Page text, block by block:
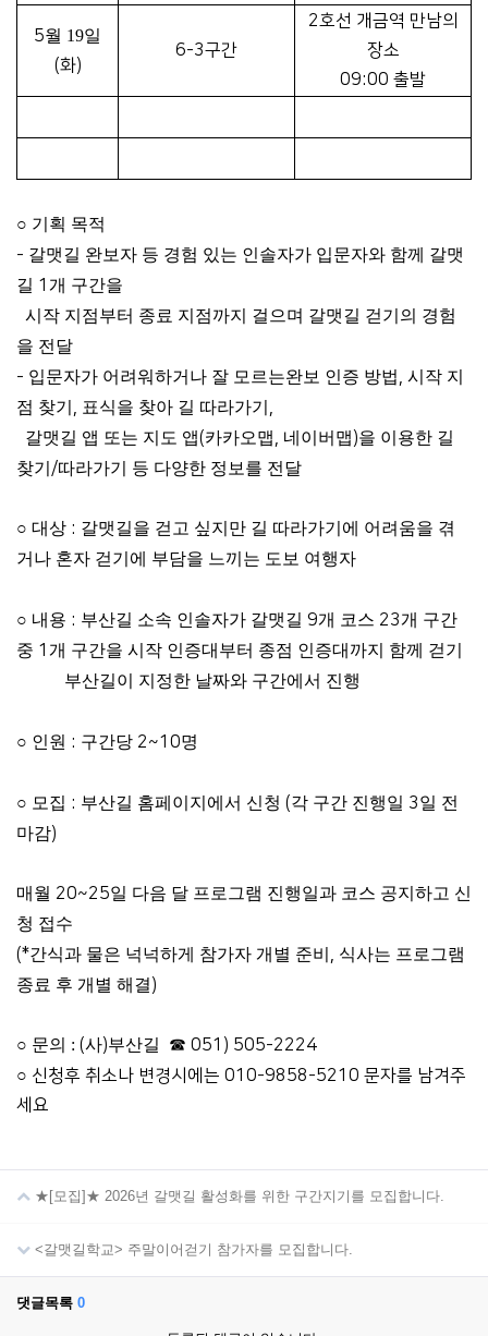
5월 19일
(화)
6-3구간
2호선 개금역 만남의
장소
09:00 출발
○ 기획 목적
- 갈맷길 완보자 등 경험 있는 인솔자가 입문자와 함께 갈맷
길 1 개 구간을
시작 지점부터 종료 지점까지 걸으며 갈맷길 걷기의 경험
을 전달
- 입문자가 어려워하거나 잘 모르는완보 인증 방법, 시작 지
점 찾기 , 표식을 찾아 길 따라가기 ,
갈맷길 앱 또는 지도 앱(카카오맵, 네이버맵)을 이용한 길
찾기 /따라가기 등 다양한 정보를 전달
○ 대상 : 갈맷길을 걷고 싶지만 길 따라가기에 어려움을 겪
거나 혼자 걷기에 부담을 느끼는 도보 여행자
○ 내용 : 부산길 소속 인솔자가 갈맷길 9개 코스 23개 구간
중 1 개 구간을 시작 인증대부터 종점 인증대까지 함께 걷기
부산길이 지정한 날짜와 구간에서 진행
○ 인원 : 구간당 2~10명
○ 모집 : 부산길 홈페이지에서 신청 (각 구간 진행일 3일 전
마감)
매월 20~25일 다음 달 프로그램 진행일과 코스 공지하고 신
청 접수
(*간식과 물은 넉넉하게 참가자 개별 준비 , 식사는 프로그램
종료 후 개별 해결)
○ 문의 : (사)부산길 ☎ 051) 505-2224
○ 신청후 취소나 변경시에는 010-9858-5210 문자를 남겨주
세요
★[모집]★ 2026년 갈맷길 활성화를 위한 구간지기를 모집합니다.
<갈맷길학교> 주말이어걷기 참가자를 모집합니다.
댓글목록 0